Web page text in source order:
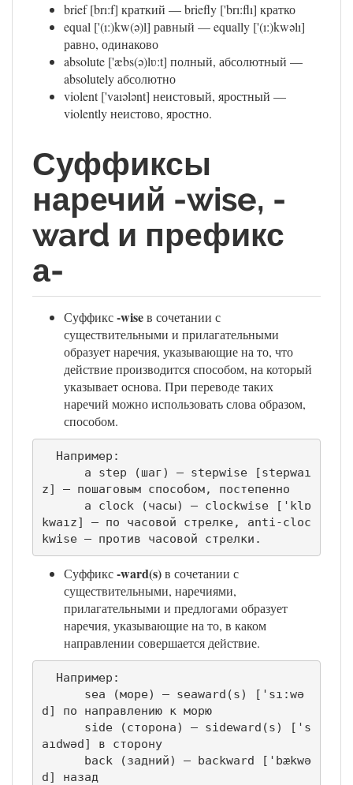
brief [brı:f] краткий — briefly ['brı:flı] кратко
equal ['(ı:)kw(ə)l] равный — equally ['(ı:)kwəlı]
равно, одинаково
absolute ['æbs(ə)lʋ:t] полный, абсолютный —
absolutely абсолютно
violent ['vaıələnt] неистовый, яростный —
violently неистово, яростно.
Суффиксы
наречий -wise, -
ward и префикс
а-
Суффикс-wiseв сочетании с
существительными и прилагательными
образует наречия, указывающие на то, что
действие производится способом, на который
указывает основа. При переводе таких
наречий можно использовать слова образом,
способом.
z] — пошаговым способом, постепенно
kwaız] — по часовой стрелке, anti-cloc
kwise — против часовой стрелки.
Суффикс-ward(s)в сочетании с
существительными, наречиями,
прилагательными и предлогами образует
наречия, указывающие на то, в каком
направлении совершается действие.
d] по направлению к морю
aıdwəd] в сторону
d] назад